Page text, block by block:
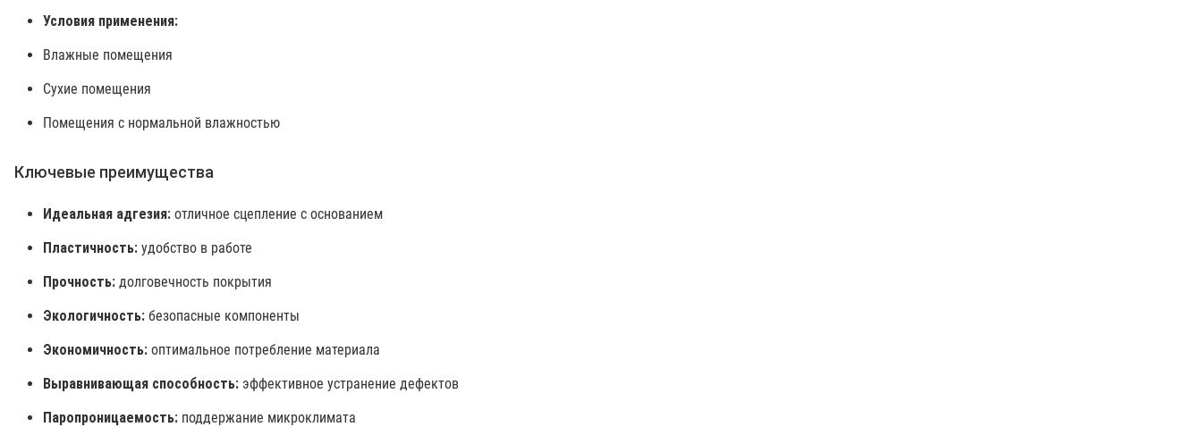
Условия применения:
Влажные помещения
Сухие помещения
Помещения с нормальной влажностью
Ключевые преимущества
Идеальная адгезия: отличное сцепление с основанием
Пластичность: удобство в работе
Прочность: долговечность покрытия
Экологичность: безопасные компоненты
Экономичность: оптимальное потребление материала
Выравнивающая способность: эффективное устранение дефектов
Паропроницаемость: поддержание микроклимата